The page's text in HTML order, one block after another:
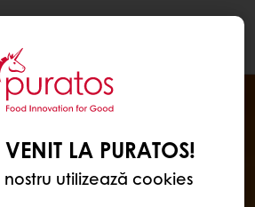
LA PURATOS!
utilizează cookies